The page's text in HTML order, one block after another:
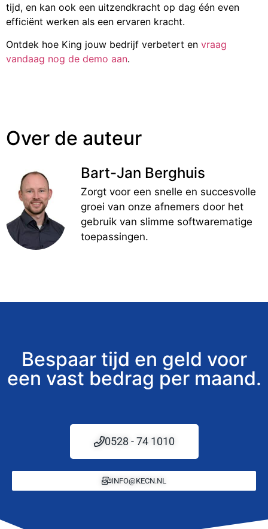
tijd, en kan ook een uitzendkracht op dag één even
efficiënt werken als een ervaren kracht.
Ontdek hoe King jouw bedrijf verbetert en vraag
vandaag nog de demo aan.
Over de auteur
Bart-Jan Berghuis
Zorgt voor een snelle en succesvolle
groei van onze afnemers door het
gebruik van slimme softwarematige
toepassingen.
Bespaar tijd en geld voor
een vast bedrag per maand.
0528 - 74 1010
INFO@KECN.NL